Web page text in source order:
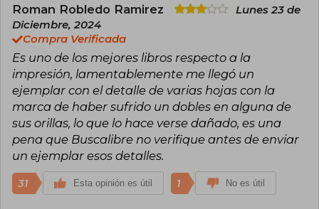
marcado un hito en la literatura fantástica.
Roman Robledo Ramirez
Lunes 23 de
Diciembre, 2024
Compra Verificada
Es uno de los mejores libros respecto a la
impresión, lamentablemente me llegó un
ejemplar con el detalle de varias hojas con la
marca de haber sufrido un dobles en alguna de
sus orillas, lo que lo hace verse dañado, es una
pena que Buscalibre no verifique antes de enviar
un ejemplar esos detalles.
31 Esta opinión es útil 1 No es útil